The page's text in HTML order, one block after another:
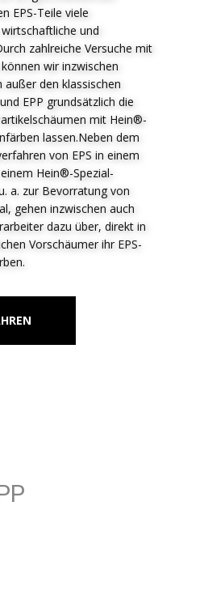
EPS-Teile viele
und
zahlreiche Versuche mit
wir inzwischen
den klassischen
EPP grundsätzlich die
mit Hein®-
lassen.Neben dem
von EPS in einem
Hein®-Spezial-
a. zur Bevorratung von
gehen inzwischen auch
dazu über, direkt in
Vorschäumer ihr EPS-
EPS/EPP